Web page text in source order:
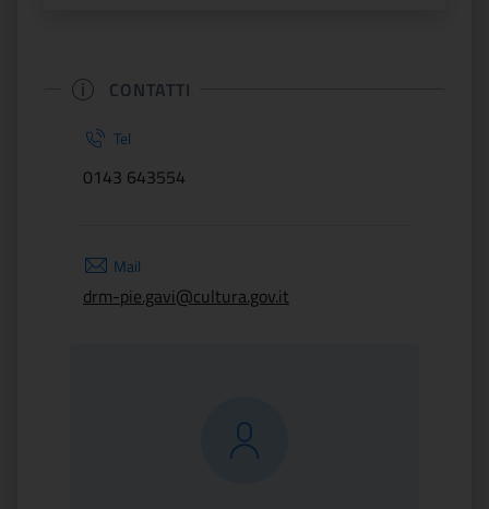
CONTATTI
Tel
0143 643554
Mail
drm-pie.gavi@cultura.gov.it